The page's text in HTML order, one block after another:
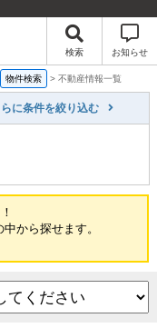
検索 お知らせ
物件検索 > 不動産情報一覧
に条件を絞り込む
中から探せます。